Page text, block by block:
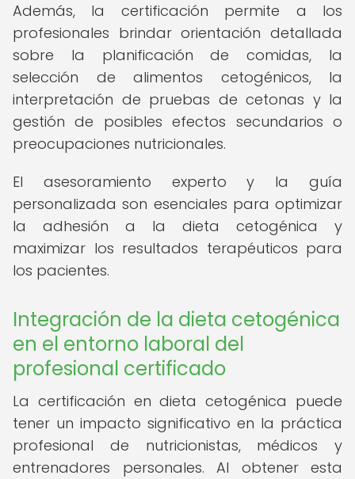
Además, la certificación permite a los
profesionales brindar orientación detallada
sobre la planificación de comidas, la
selección de alimentos cetogénicos, la
interpretación de pruebas de cetonas y la
gestión de posibles efectos secundarios o
preocupaciones nutricionales.
El asesoramiento experto y la guía
personalizada son esenciales para optimizar
la adhesión a la dieta cetogénica y
maximizar los resultados terapéuticos para
los pacientes.
Integración de la dieta cetogénica
en el entorno laboral del
profesional certificado
La certificación en dieta cetogénica puede
tener un impacto significativo en la práctica
profesional de nutricionistas, médicos y
entrenadores personales. Al obtener esta